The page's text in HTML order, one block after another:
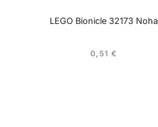
LEGO Bionicle 32173 Noha
0,51€